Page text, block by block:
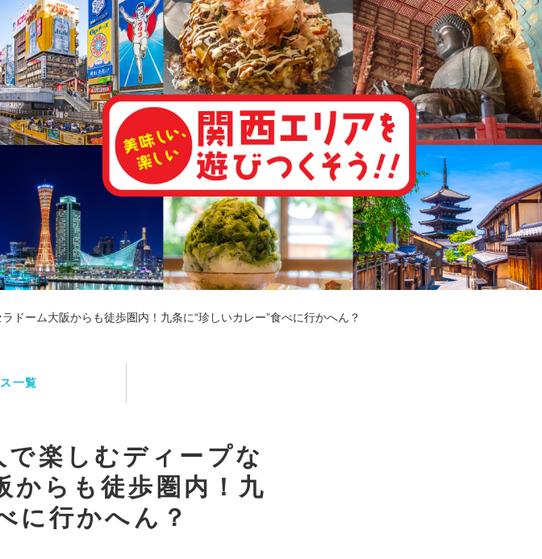
ドーム大阪からも徒歩圏内！九条に“珍しいカレー”食べに行かへん？
一覧
楽しむディープな
からも徒歩圏内！九
に行かへん？